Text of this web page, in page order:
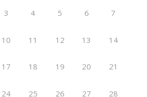
3 4 5 6 7
10 11 12 13 14
17 18 19 20 21
24 25 26 27 28